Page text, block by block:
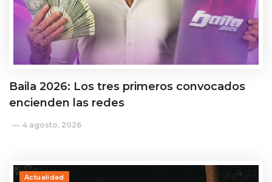
Baila 2026: Los tres primeros convocados
encienden las redes
4 agosto, 2026
Actualidad